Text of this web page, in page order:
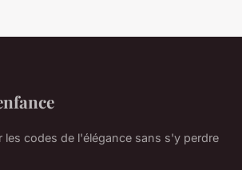
les codes de l'élégance sans s'y perdre